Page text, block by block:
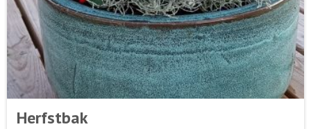
Herfstbak